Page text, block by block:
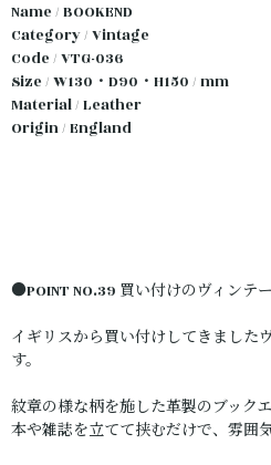
Name / BOOKEND
Category / Vintage
Code / VTG-036
Size / W130・D90・H150 / mm
Material / Leather
Origin / England
●POINT NO.39 買い付けのヴィンテ
イギリスから買い付けしてきました
す。
紋章の様な柄を施した革製のブック
本や雑誌を立てて挟むだけで、雰囲